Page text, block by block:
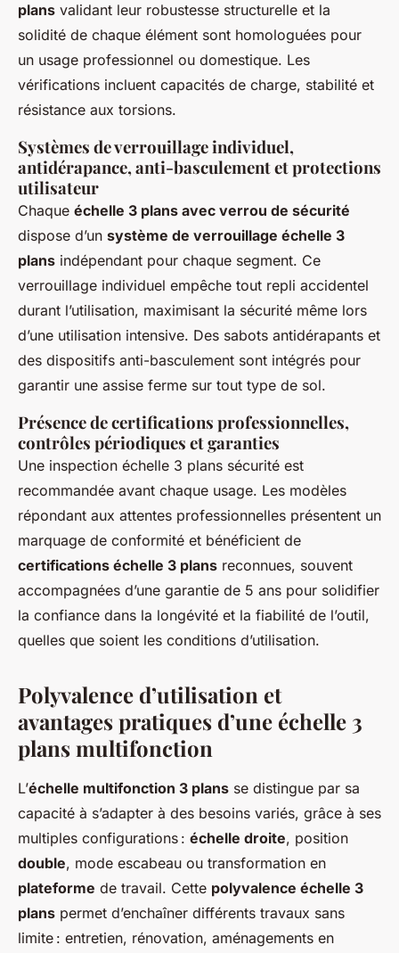
plans validant leur robustesse structurelle et la
solidité de chaque élément sont homologuées pour
un usage professionnel ou domestique. Les
vérifications incluent capacités de charge, stabilité et
résistance aux torsions.
Systèmes de verrouillage individuel,
antidérapance, anti-basculement et protections
utilisateur
Chaque échelle 3 plans avec verrou de sécurité
dispose d’un système de verrouillage échelle 3
plans indépendant pour chaque segment. Ce
verrouillage individuel empêche tout repli accidentel
durant l’utilisation, maximisant la sécurité même lors
d’une utilisation intensive. Des sabots antidérapants et
des dispositifs anti-basculement sont intégrés pour
garantir une assise ferme sur tout type de sol.
Présence de certifications professionnelles,
contrôles périodiques et garanties
Une inspection échelle 3 plans sécurité est
recommandée avant chaque usage. Les modèles
répondant aux attentes professionnelles présentent un
marquage de conformité et bénéficient de
certifications échelle 3 plans reconnues, souvent
accompagnées d’une garantie de 5 ans pour solidifier
la confiance dans la longévité et la fiabilité de l’outil,
quelles que soient les conditions d’utilisation.
Polyvalence d’utilisation et
avantages pratiques d’une échelle 3
plans multifonction
L’échelle multifonction 3 plans se distingue par sa
capacité à s’adapter à des besoins variés, grâce à ses
multiples configurations : échelle droite, position
double, mode escabeau ou transformation en
plateforme de travail. Cette polyvalence échelle 3
plans permet d’enchaîner différents travaux sans
limite : entretien, rénovation, aménagements en